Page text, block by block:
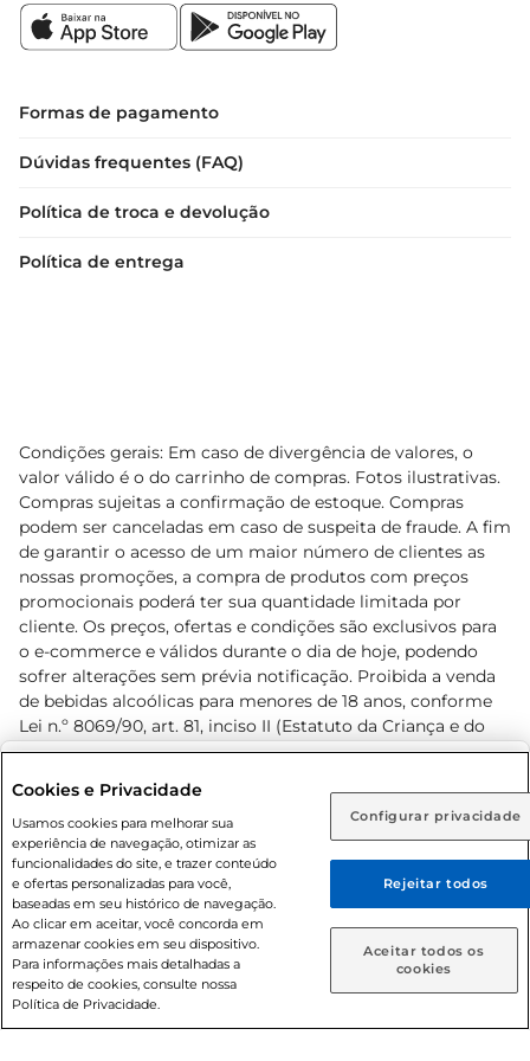
Rio de Janeiro (RJ) Goiás (GO)
Ou
Caso queira comprar online, informe como deseja receber
suas compras:
Entrega em casa Retire em Loja
Formas de pagamento
Dúvidas frequentes (FAQ)
Política de troca e devolução
Política de entrega
Condições gerais: Em caso de divergência de valores, o
valor válido é o do carrinho de compras. Fotos ilustrativas.
Compras sujeitas a confirmação de estoque. Compras
podem ser canceladas em caso de suspeita de fraude. A fim
de garantir o acesso de um maior número de clientes as
nossas promoções, a compra de produtos com preços
promocionais poderá ter sua quantidade limitada por
cliente. Os preços, ofertas e condições são exclusivos para
o e-commerce e válidos durante o dia de hoje, podendo
sofrer alterações sem prévia notificação. Proibida a venda
de bebidas alcoólicas para menores de 18 anos, conforme
Lei n.º 8069/90, art. 81, inciso II (Estatuto da Criança e do
Adolescente). Preços e condições exclusivos para o
prévio. O valor mínimo para as compras on-line é de R$
80,00.
© 2026 Copyright. Todos os direitos
reservados Prezunic.
Cookies e Privacidade
Usamos cookies para melhorar sua
experiência de navegação, otimizar as
funcionalidades do site, e trazer conteúdo
e ofertas personalizadas para você,
baseadas em seu histórico de navegação.
Ao clicar em aceitar, você concorda em
armazenar cookies em seu dispositivo.
Para informações mais detalhadas a
respeito de cookies, consulte nossa
Política de Privacidade.
Configurar privacidade
Rejeitar todos
Aceitar todos os
cookies